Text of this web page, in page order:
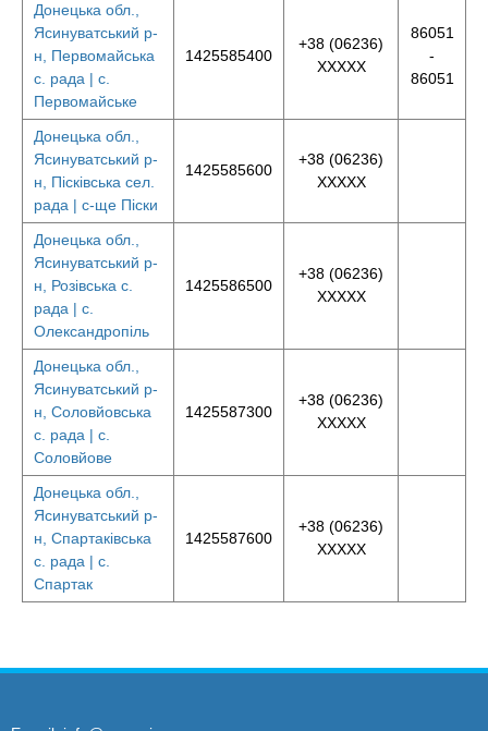
Донецька обл.,
Ясинуватський р-
н, Первомайська
с. рада | с.
Первомайське
1425585400
+38 (06236)
XXXXX
86051
-
86051
Донецька обл.,
Ясинуватський р-
н, Пісківська сел.
рада | с-ще Піски
1425585600
+38 (06236)
XXXXX
Донецька обл.,
Ясинуватський р-
н, Розівська с.
рада | с.
Олександропіль
1425586500
+38 (06236)
XXXXX
Донецька обл.,
Ясинуватський р-
н, Соловйовська
с. рада | с.
Соловйове
1425587300
+38 (06236)
XXXXX
Донецька обл.,
Ясинуватський р-
н, Спартаківська
с. рада | с.
Спартак
1425587600
+38 (06236)
XXXXX